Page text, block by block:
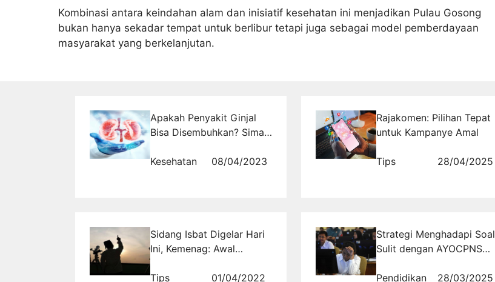
Kombinasi antara keindahan alam dan inisiatif kesehatan ini menjadikan Pulau Gosong
bukan hanya sekadar tempat untuk berlibur tetapi juga sebagai model pemberdayaan
masyarakat yang berkelanjutan.
Apakah Penyakit Ginjal
Bisa Disembuhkan? Simak
Ini
Kesehatan 08/04/2023
Rajakomen: Pilihan Tepat
untuk Kampanye Amal
Tips 28/04/2025
Sidang Isbat Digelar Hari
Ini, Kemenag: Awal
Mungkin Ada Perbedaan
Tips 01/04/2022
Strategi Menghadapi Soal
Sulit dengan AYOCPNS
Pendidikan
28/03/2025